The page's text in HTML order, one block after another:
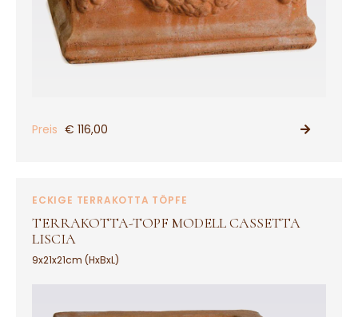
Preis € 116,00
PRODUKT ANSEHEN
ECKIGE TERRAKOTTA TÖPFE
TERRAKOTTA-TOPF MODELL CASSETTA
LISCIA
9x21x21cm (HxBxL)